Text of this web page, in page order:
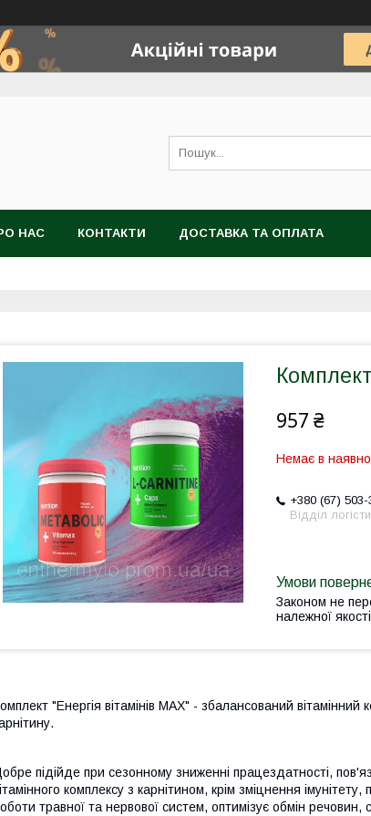
НАС КОНТАКТИ ДОСТАВКА ТА ОПЛАТА
957 ₴
Немає в
+380 (67) 503-
Відділ
Законом не
належної якості
"Енергія вітамінів MAX" - збалансований
підійде при сезонному зниженні працездатності,
комплексу з карнітином, крім зміцнення
травної та нервової систем, оптимізує обмін